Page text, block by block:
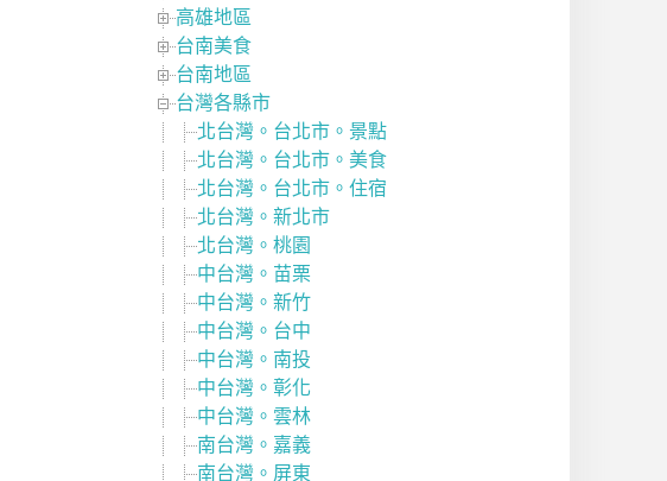
高雄地區
台南美食
台南地區
台灣各縣市
北台灣。台北市。景點
北台灣。台北市。美食
北台灣。台北市。住宿
北台灣。新北市
北台灣。桃園
中台灣。苗栗
中台灣。新竹
中台灣。台中
中台灣。南投
中台灣。彰化
中台灣。雲林
南台灣。嘉義
南台灣。屏東